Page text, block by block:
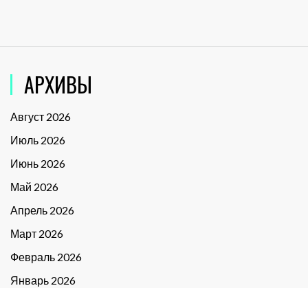
АРХИВЫ
Август 2026
Июль 2026
Июнь 2026
Май 2026
Апрель 2026
Март 2026
Февраль 2026
Январь 2026